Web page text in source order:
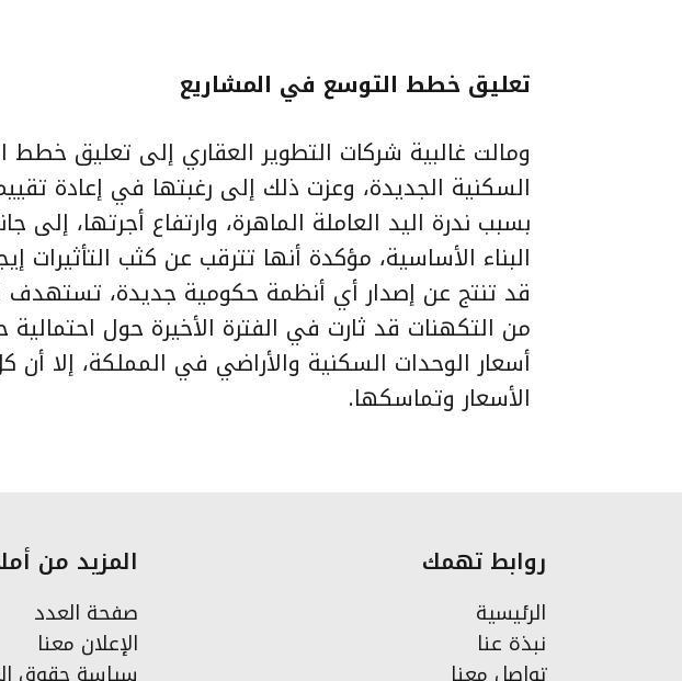
تعليق خطط التوسع في المشاريع
ومالت غالبية شركات التطوير العقاري إلى تعليق خطط
السكنية الجديدة، وعزت ذلك إلى رغبتها في إعادة
بسبب ندرة اليد العاملة الماهرة، وارتفاع أجرتها، إلى
البناء الأساسية، مؤكدة أنها تترقب عن كثب التأثيرات
قد تنتج عن إصدار أي أنظمة حكومية جديدة، تستهدف
من التكهنات قد ثارت في الفترة الأخيرة حول
أسعار الوحدات السكنية والأراضي في المملكة، إلا
الأسعار وتماسكها.
روابط تهمك
الرئيسية
نبذة عنا
المزيد من
صفحة العدد
الإعلان معنا